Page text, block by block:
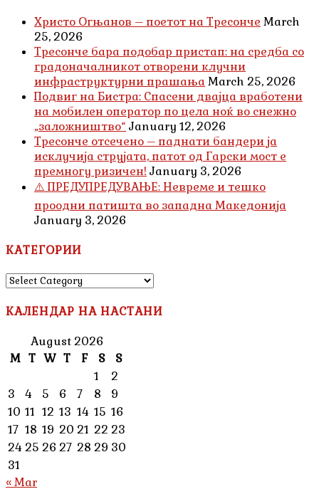
Христо Огњанов – поетот на Тресонче March
25, 2026
Тресонче бара подобар пристап: на средба со
градоначалникот отворени клучни
инфраструктурни прашањаMarch 25, 2026
Подвиг на Бистра: Спасени двајца вработени
на мобилен оператор по цела ноќ во снежно
„заложништво“ January 12, 2026
Тресонче отсечено – паднати бандери ја
исклучија струјата, патот од Гарски мост е
премногу ризичен! January 3, 2026
⚠️ ПРЕДУПРЕДУВАЊЕ: Невреме и тешко
проодни патишта во западна Македонија
January 3, 2026
КАТЕГОРИИ
КАТЕГОРИИ
КАЛЕНДАР НА НАСТАНИ
August 2026
M T W T F S
S
1
2
3
4 5 6 7 8
9
10 11 12 13 14 15 16
17 18 19 20 21 22 23
24 25 26 27 28 29 30
31
« Mar